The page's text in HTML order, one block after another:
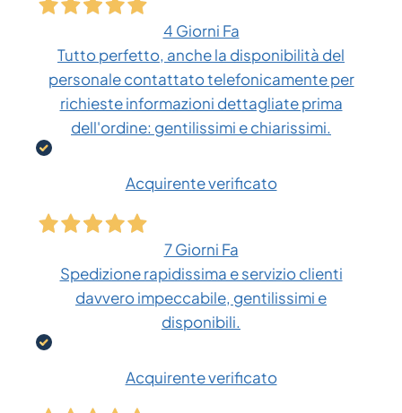
4 Giorni Fa
Tutto perfetto, anche la disponibilità del
personale contattato telefonicamente per
richieste informazioni dettagliate prima
dell'ordine: gentilissimi e chiarissimi.
Acquirente verificato
7 Giorni Fa
Spedizione rapidissima e servizio clienti
davvero impeccabile, gentilissimi e
disponibili.
Acquirente verificato